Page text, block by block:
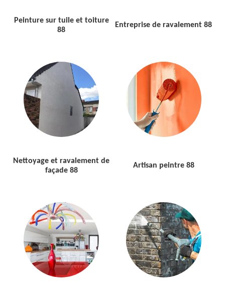
Peinture sur tuile et toiture
88
Entreprise de ravalement 88
Nettoyage et ravalement de
façade 88
Artisan peintre 88